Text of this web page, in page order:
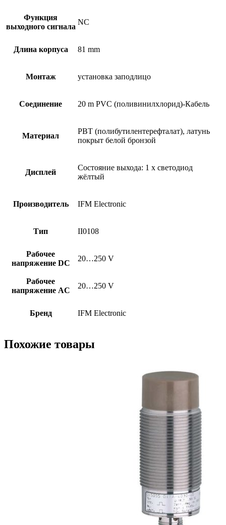
Функция
выходного сигнала
NC
Длина корпуса 81 mm
Монтаж установка заподлицо
Соединение 20 m PVC (поливинилхлорид)-Кабель
Материал
PBT (полибутилентерефталат), латунь
покрыт белой бронзой
Дисплей
Состояние выхода: 1 x светодиод
жёлтый
Производитель IFM Electronic
Тип II0108
Рабочее
напряжение DC
20…250 V
Рабочее
напряжение AC
20…250 V
Бренд IFM Electronic
Похожие товары